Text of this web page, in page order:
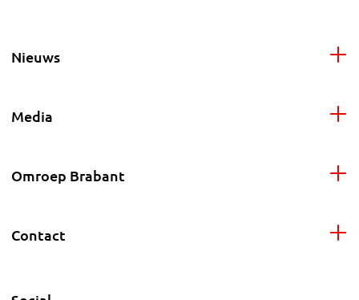
Nieuws
Media
Omroep Brabant
Contact